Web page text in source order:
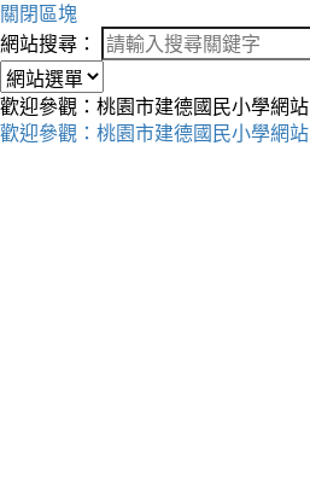
關閉區塊
網站搜尋：
歡迎參觀：桃園市建德國民小學網站
歡迎參觀：桃園市建德國民小學網站